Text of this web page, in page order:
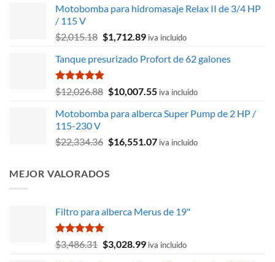
Motobomba para hidromasaje Relax II de 3/4 HP
/ 115 V
$2,015.18 El
original
era:
$2,015.18.
$1,712.89El
actual
$1,712.89.
iva incluido
Tanque presurizado Profort de 62 galones
Valorado
con
de 5
$12,026.88 El
original
$12,026.88.
$10,007.55El
actual
$10,007.55.
iva incluido
Motobomba para alberca Super Pump de 2 HP /
115-230 V
$22,334.36 El
era:
$16,551.07Eliva incluido
MEJOR VALORADOS
Filtro para alberca Merus de 19"
Valorado
con
$3,486.31 El
$3,028.99Eliva incluido